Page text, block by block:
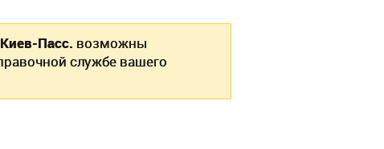
Пасс. возможны
службе вашего